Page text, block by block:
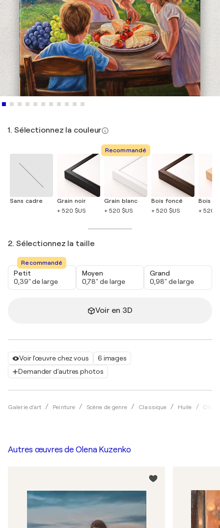
Voir l'œuvre chez vous
6 images
Demander d'autres photos
Galerie d'art Peinture Scène de genre Classique Huile
1. Sélectionnez la couleur
Sans cadre
Grain noir
+ 520 $US
Recommandé
Grain blanc
+ 520 $US
Bois foncé
+ 520 $US
Bois
+ 520
2. Sélectionnez la taille
Recommandé
Petit
0,39" de large
Moyen
0,78" de large
Grand
0,98" de large
Voir en 3D
Autres œuvres de Olena Kuzenko